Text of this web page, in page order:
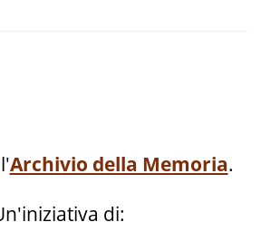
Archivio della Memoria.
di: